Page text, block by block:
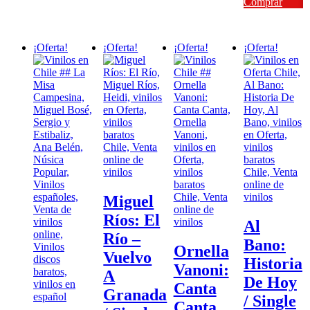
¡Oferta! ¡Oferta!
Miguel
Ríos: El
Río –
Vuelvo
A
Granada
¡Oferta!
Ornella
Vanoni:
Canta
¡Oferta!
Al
Bano:
Historia
De Hoy
/ Single